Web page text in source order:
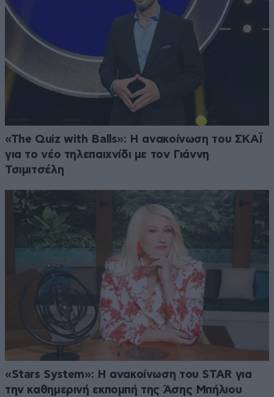
«The Quiz with Balls»: Η ανακοίνωση του ΣΚΑΪ
για το νέο τηλεπαιχνίδι με τον Γιάννη
Τσιμιτσέλη
«Stars System»: Η ανακοίνωση του STAR για
την καθημερινή εκπομπή της Άσης Μπήλιου